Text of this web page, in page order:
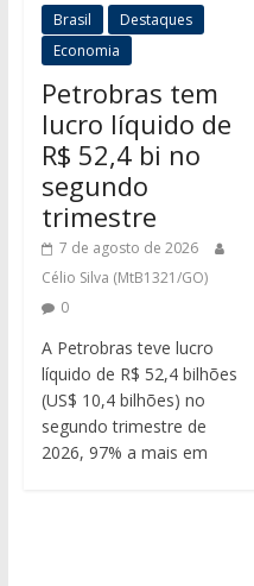
Brasil
Destaques
Economia
Petrobras tem
lucro líquido de
R$ 52,4 bi no
segundo
trimestre
7 de agosto de 2026
Célio Silva (MtB1321/GO)
0
A Petrobras teve lucro
líquido de R$ 52,4 bilhões
(US$ 10,4 bilhões) no
segundo trimestre de
2026, 97% a mais em